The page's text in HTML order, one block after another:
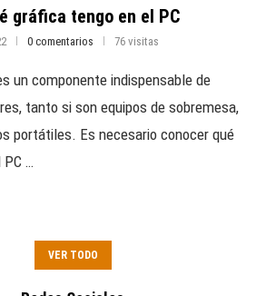
gráfica tengo en el PC
0 comentarios 76 visitas
un componente indispensable de
tanto si son equipos de sobremesa,
portátiles. Es necesario conocer qué
…
VER TODO